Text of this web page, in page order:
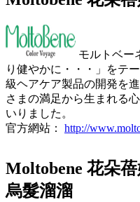
モルトベー
り健やかに・・・」をテ
級ヘアケア製品の開発を
さまの満足から生まれる
いりました。
官方網站： http://
Moltobene 花朵
烏髮溜溜